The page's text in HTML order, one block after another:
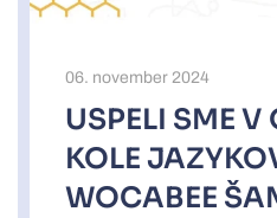
06. november 2024
USPELI SME
KOLE
WOCABEE